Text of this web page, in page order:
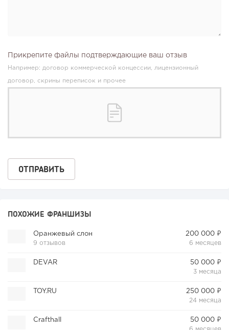
Прикрепите файлы подтверждающие ваш отзыв
Например: договор коммерческой концессии, лицензионный
договор, скрины переписок и прочее
ПОХОЖИЕ ФРАНШИЗЫ
Оранжевый слон
9 отзывов
200 000 ₽
6 месяцев
DEVAR
50 000 ₽
3 месяца
TOY.RU
250 000 ₽
24 месяца
Crafthall
50 000 ₽